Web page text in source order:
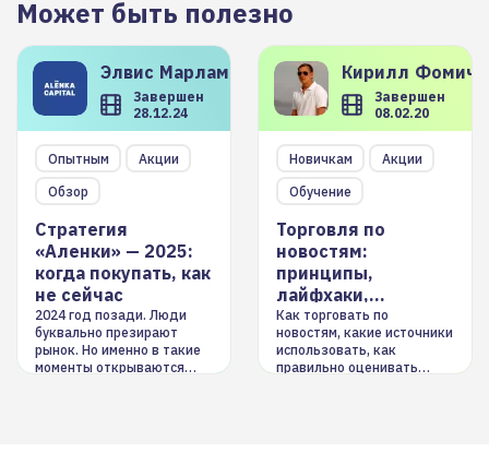
Может быть полезно
Элвис Марламов
Завершен
28.12.24
Опытным
Акции
Обзор
Стратегия
«Аленки» — 2025:
когда покупать, как
не сейчас
2024 год позади. Люди
буквально презирают
рынок. Но именно в такие
моменты открываются
Кирилл
Завершен
08.02.20
Новичкам
Акции
Обучение
Торговля по
новостям:
принципы,
лайфхаки,
инструменты
Как торговать по
новостям, какие источники
использовать, как
правильно оценивать